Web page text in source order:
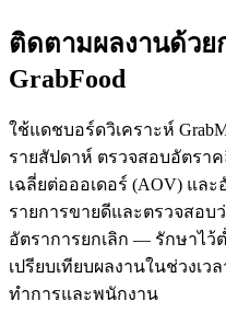
ติดตามผลงานด้วย
GrabFood
ใช้แดชบอร์ดวิเคราะห์
รายสัปดาห์ ตรวจสอบอัตรา
เฉลี่ยต่อออเดอร์ (AOV) แล
รายการขายดีและตรวจสอบ
อัตราการยกเลิก — รักษาไว้
เปรียบเทียบผลงานในช่วงเว
ทำการและพนักงาน